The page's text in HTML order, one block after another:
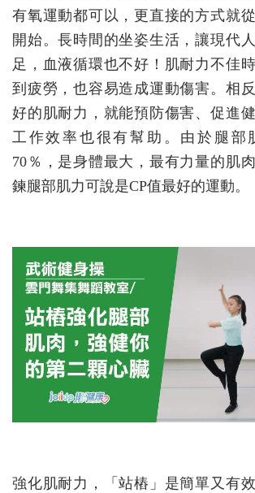
有氧運動都可以，更直接的方式就
開始。長時間的坐姿生活，讓現代
足，血液循環也不好！肌耐力不佳
到疲勞，也容易造成運動傷害。相
好的肌耐力，就能預防傷害、促進
工作效率也很有幫助。由於腿部
70％，是身體最大，最有力量的肌
鍊腿部肌力可說是CP值最好的運動。
強化肌耐力，「站樁」是簡單又有